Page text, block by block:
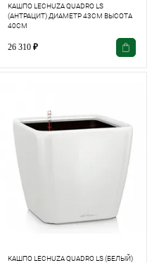
КАШПО LECHUZA QUADRO LS
(АНТРАЦИТ) ДИАМЕТР 43СМ ВЫСОТА
40СМ
26 310 ₽
КАШПО LECHUZA QUADRO LS (БЕЛЫЙ)